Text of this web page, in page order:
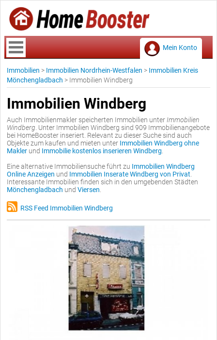
Mein Konto
Immobilien > Immobilien Nordrhein-Westfalen > Immobilien Kreis
Mönchengladbach > Immobilien Windberg
Immobilien Windberg
Auch Immobilienmakler speicherten Immobilien unter Immobilien
Windberg . Unter Immobilien Windberg sind 909 Immobilienangebote
bei HomeBooster inseriert. Relevant zu dieser Suche sind auch
Objekte zum kaufen und mieten unter Immobilien Windberg ohne
Makler und Immobilie kostenlos inserieren Windberg
Eine alternative Immobiliensuche führt zu Immobilien Windberg
Online Anzeigen und Immobilien Inserate Windberg von Privat
Interessante Immobilien finden sich in den umgebenden Städten
Mönchengladbach und Viersen
RSS Feed Immobilien Windberg